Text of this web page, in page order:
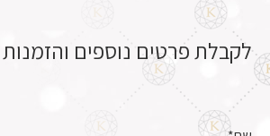
לקבלת פרטים נוספים והזמנות